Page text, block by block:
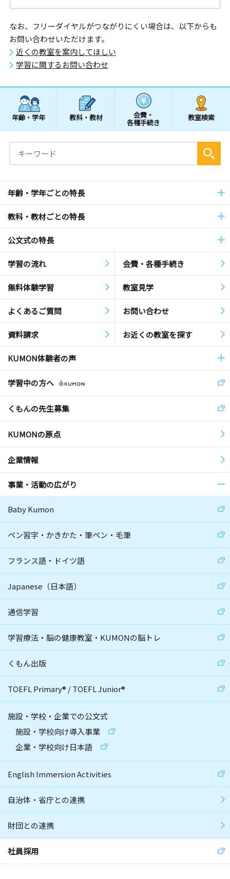
なお、フリーダイヤルがつながりにくい場合は、以下からも
お問い合わせいただけます。
近くの教室を案内してほしい
学習に関するお問い合わせ
年齢・学年 教科・教材 会費・
各種手続き
教室検索
年齢・学年ごとの特長
教科・教材ごとの特長
公文式の特長
学習の流れ 会費・各種手続き
無料体験学習 教室見学
よくあるご質問 お問い合わせ
資料請求 お近くの教室を探す
KUMON体験者の声
学習中の方へ
くもんの先生募集
KUMONの原点
企業情報
事業・活動の広がり
Baby Kumon
ペン習字・かきかた・筆ペン・毛筆
フランス語・ドイツ語
Japanese（日本語）
通信学習
学習療法・脳の健康教室・KUMONの脳トレ
くもん出版
TOEFL Primary® /TOEFL Junior®
施設・学校・企業での公文式
施設・学校向け導入事業
企業・学校向け日本語
English Immersion Activities
自治体・省庁との連携
財団との連携
社員採用